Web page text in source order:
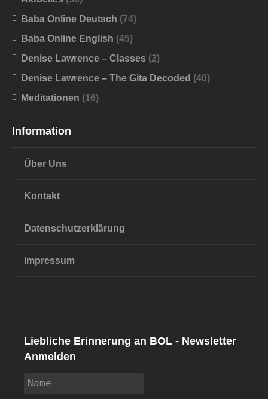
Baba Online Deutsch (74)
Baba Online English (45)
Denise Lawrence – Classes (2)
Denise Lawrence – The Gita Decoded (40)
Meditationen (16)
Information
Über Uns
Kontakt
Datenschutzerklärung
Impressum
Liebliche Erinnerung an BOL - Newsletter
Anmelden